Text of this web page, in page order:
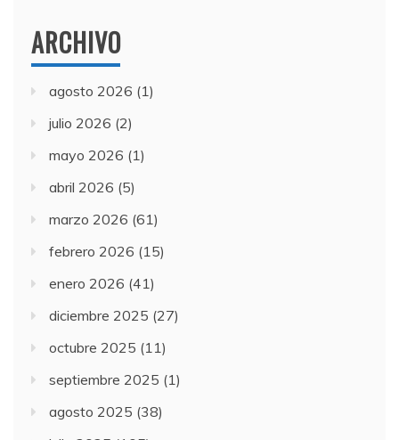
ARCHIVO
agosto 2026 (1)
julio 2026 (2)
mayo 2026 (1)
abril 2026 (5)
marzo 2026 (61)
febrero 2026 (15)
enero 2026 (41)
diciembre 2025 (27)
octubre 2025 (11)
septiembre 2025 (1)
agosto 2025 (38)